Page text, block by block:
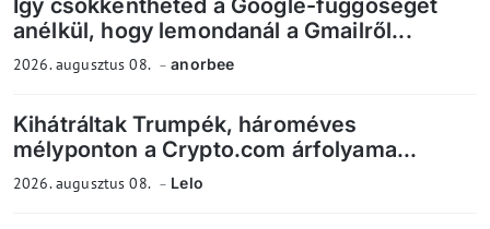
Így csökkentheted a Google-függőséget
anélkül, hogy lemondanál a Gmailről...
2026. augusztus 08. anorbee
Kihátráltak Trumpék, hároméves
mélyponton a Crypto.com árfolyama...
2026. augusztus 08. Lelo